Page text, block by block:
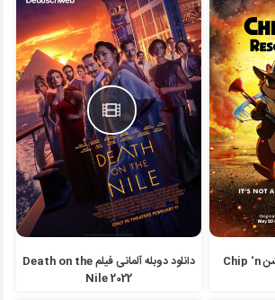
دانلود دوبله آلمانی انیمیشن Chip ‘n
دانلود دوبله آلمانی فیلم Death on the
Nile 2022